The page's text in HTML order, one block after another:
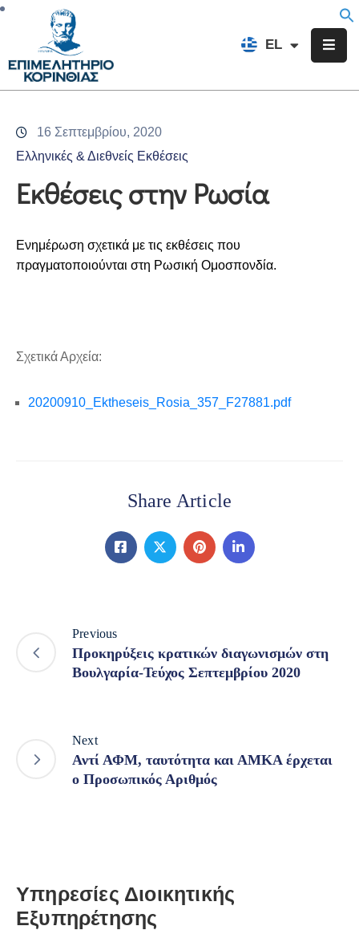
EL
FR
Επιμελητήριο
Υπηρεσίες
Προγράμματα
Εκδηλώσεις
16 Σεπτεμβρίου, 2020
Ελληνικές & Διεθνείς Εκθέσεις
Εκθέσεις στην Ρωσία
Ενημέρωση σχετικά με τις εκθέσεις που
πραγματοποιούνται στη Ρωσική Ομοσπονδία.
Σχετικά Αρχεία:
20200910_Ektheseis_Rosia_357_F27881.pdf
Share Article
Previous
Προκηρύξεις κρατικών διαγωνισμών στη
Βουλγαρία-Τεύχος Σεπτεμβρίου 2020
Next
Αντί ΑΦΜ, ταυτότητα και ΑΜΚΑ έρχεται
ο Προσωπικός Αριθμός
Υπηρεσίες Διοικητικής
Εξυπηρέτησης